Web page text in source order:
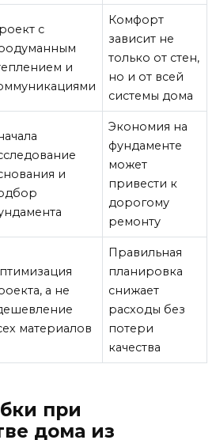
с
и
Комфорт
зависит не
только от стен,
но и от всей
системы дома
и
Экономия на
фундаменте
может
привести к
дорогому
ремонту
а не
материалов
Правильная
планировка
снижает
расходы без
потери
качества
при
дома из